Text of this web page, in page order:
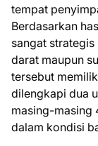
tempat
Berdasarkan
sangat
darat maupun
tersebut
dilengkapi dua
masing-masing
dalam kondisi